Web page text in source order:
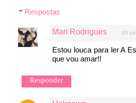
Respostas
Mari Rodrigues 03
Estou louca para ler A
que vou amar!!
Responder